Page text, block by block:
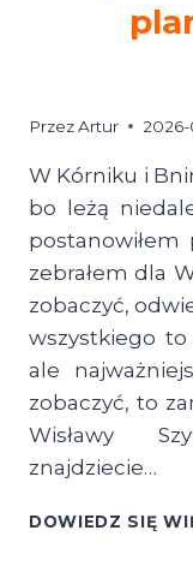
PrzezArtur 2026-
W Kórniku i
bo leżą
zebrałem dla
zobaczyć,
wszystkiego to
ale
zobaczyć, to
Wisławy
znajdziecie…
DOWIEDZ SIĘ